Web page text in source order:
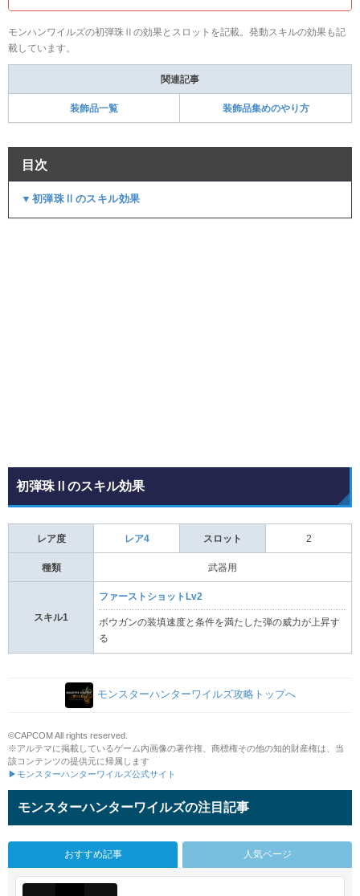
モンハンワイルズの初弾珠Ⅱの効果とスロットを記載。発動スキルの効果も記
載しています。
関連記事
装飾品一覧 装飾品集めのやり方
目次
▼初弾珠Ⅱのスキル効果
初弾珠Ⅱのスキル効果
レア度 レア4 スロット 2
種類 武器用
スキル1
ファーストショットLv2
ボウガンの装填速度と条件を満たした弾の威力が上昇す
る
モンスターハンターワイルズ攻略トップへ
©CAPCOM All rights reserved.
※アルテマに掲載しているゲーム内画像の著作権、商標権その他の知的財産権は、当
該コンテンツの提供元に帰属します
▶モンスターハンターワイルズ公式サイト
モンスターハンターワイルズの注目記事
おすすめ記事 人気ページ